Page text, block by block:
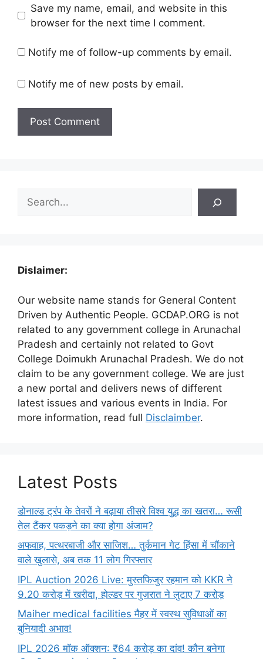
Save my name, email, and website in this
browser for the next time I comment.
Notify me of follow-up comments by email.
Notify me of new posts by email.
Search
Dislaimer:
Our website name stands for General Content
Driven by Authentic People. GCDAP.ORG is not
related to any government college in Arunachal
Pradesh and certainly not related to Govt
College Doimukh Arunachal Pradesh. We do not
claim to be any government college. We are just
a new portal and delivers news of different
latest issues and various events in India. For
more information, read full Disclaimber.
Latest Posts
डोनाल्ड ट्रंप के तेवरों ने बढ़ाया तीसरे विश्व युद्ध का खतरा… रूसी
तेल टैंकर पकड़ने का क्या होगा अंजाम?
अफवाह, पत्थरबाजी और साजिश… तुर्कमान गेट हिंसा में चौंकाने
वाले खुलासे, अब तक 11 लोग गिरफ्तार
IPL Auction 2026 Live: मुस्तफिजुर रहमान को KKR ने
9.20 करोड़ में खरीदा, होल्डर पर गुजरात ने लुटाए 7 करोड़
Maiher medical facilities मैहर में स्वस्थ सुविधाओं का
बुनियादी अभाव!
IPL 2026 मॉक ऑक्शन: ₹64 करोड़ का दांव! कौन बनेगा